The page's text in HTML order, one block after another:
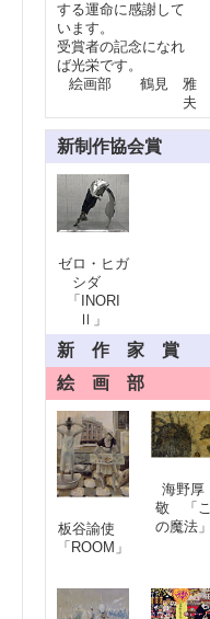
する運命に感謝して
います。
受賞者の記念になれ
ば光栄です。
絵画部 鶴見 雅
夫
新制作協会賞
ゼロ・ヒガ
シダ
「INORI
Ⅱ」
新 作 家 賞
絵 画 部
板谷諭使
「ROOM」
海野厚
敬 「こ
の魔法」